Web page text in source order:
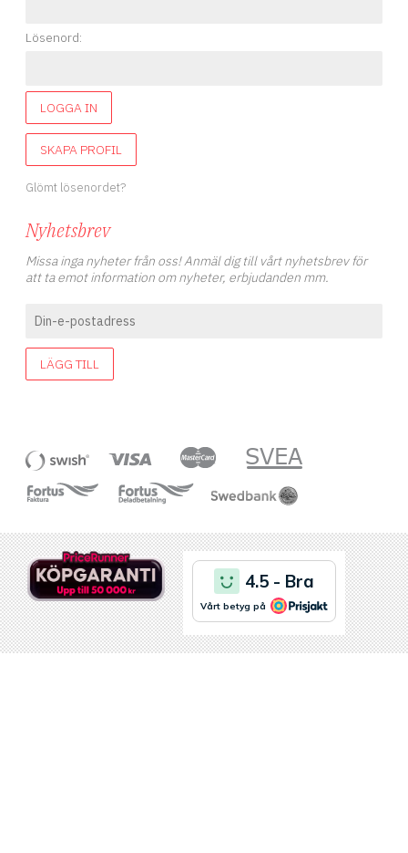
Lösenord:
LOGGA IN
SKAPA PROFIL
Glömt lösenordet?
Nyhetsbrev
Missa inga nyheter från oss! Anmäl dig till vårt nyhetsbrev för
att ta emot information om nyheter, erbjudanden mm.
LÄGG TILL